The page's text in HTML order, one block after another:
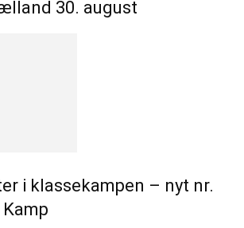
30. august
i klassekampen – nyt nr.